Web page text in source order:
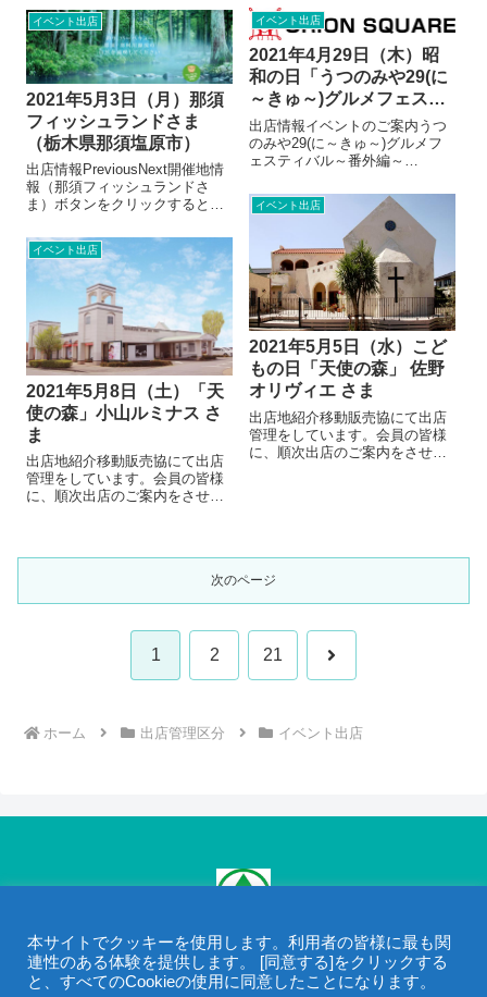
８日（日）１０時〜１７時開催
地道の駅サシバの里いちかい〒
321-3423 栃木県芳賀郡市貝町大
字市塙1270出店日：出店者一覧
■...
市片柳町2-1-46開催時刻10:00-
17:00出店者ぐるめ号ドリーム
（BISTRO×DREAM号）提供メ
ニュー・ク...
イベント出店
2021年4月29日（木）昭
和の日「うつのみや29(に
～きゅ～)グルメフェステ
ィバル～番外編～」
出店情報イベントのご案内うつ
のみや29(に～きゅ～)グルメフ
ェスティバル～番外編～
アにて、『うつのみや29（に～
きゅ～）グルメフェスティバル
～番外編～』を開催します！！
毎年29(肉)の日に開催し、今回
は番...
イベント出店
2021年5月3日（月）那須
フィッシュランドさま
（栃木県那須塩原市）
出店情報PreviousNext開催地情
報（那須フィッシュランドさ
ま）ボタンをクリックすると
式ページに移動します。那須フ
ィッシュランド公式WEBサイト
アクセス● JR宇都宮線 … 黒
磯駅より車で約15Km、約2...
イベント出店
2021年5月5日（水）こど
もの日「天使の森」 佐野
オリヴィエ さま
出店地紹介移動販売協にて出店
管理をしています。会員の皆様
に、順次出店のご案内をさせて
い出を残せるテ...
イベント出店
2021年5月8日（土）「天
使の森」小山ルミナス さ
ま
出店地紹介移動販売協にて出店
管理をしています。会員の皆様
に、順次出店のご案内をさせて
森の1号店。自然の光の中で撮影
するロケーショ...
次のページ
1 2 21
ホーム 出店管理区分 イベント出店
©2005- 一般社団法人 移動販売協会 / 当サイトの画像・動画・文章は
著作権で保護されています。
本サイトでクッキーを使用します。利用者の皆様に最も関
連性のある体験を提供します。 [同意する]をクリックする
と、すべてのCookieの使用に同意したことになります。